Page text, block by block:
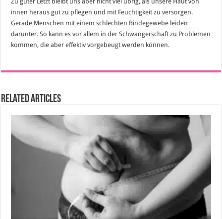
innen heraus gut zu pflegen und mit Feuchtigkeit zu versorgen.
Gerade Menschen mit einem schlechten Bindegewebe leiden
darunter. So kann es vor allem in der Schwangerschaft zu Problemen
kommen, die aber effektiv vorgebeugt werden können.
Related Articles